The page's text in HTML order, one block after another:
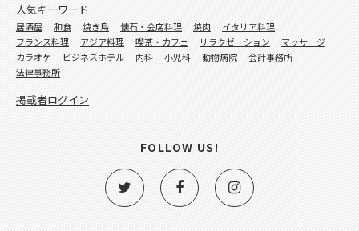
人気キーワード
居酒屋 和食 焼き鳥 懐石・会席料理 焼肉
イタリア料理
フランス料理
アジア料理 喫茶・カフェ リラクゼーション
マッサージ
カラオケ
ビジネスホテル 内科 小児科 動物病院
会計事務所
法律事務所
掲載者ログイン
FOLLOW US!